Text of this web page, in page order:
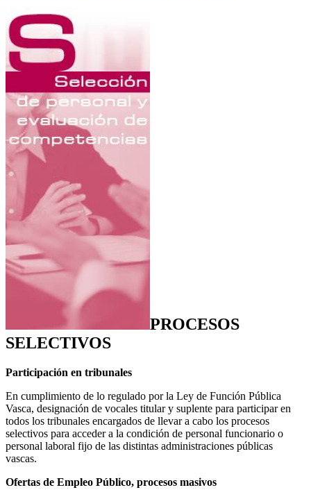
PROCESOS
SELECTIVOS
Participación en tribunales
En cumplimiento de lo regulado por la Ley de Función Pública
Vasca, designación de vocales titular y suplente para participar en
todos los tribunales encargados de llevar a cabo los procesos
selectivos para acceder a la condición de personal funcionario o
personal laboral fijo de las distintas administraciones públicas
vascas.
Ofertas de Empleo Público, procesos masivos